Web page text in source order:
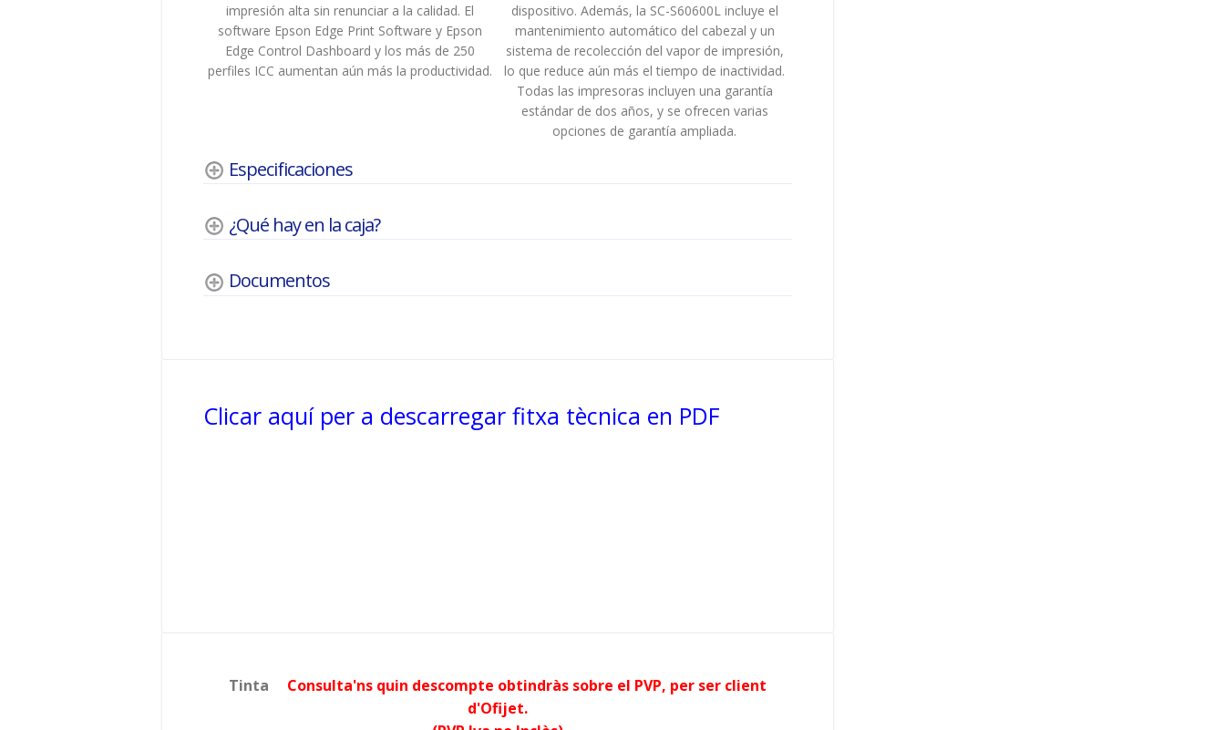
impresión alta sin renunciar a la calidad. El
software Epson Edge Print Software y Epson
Edge Control Dashboard y los más de 250
perfiles ICC aumentan aún más la productividad.
dispositivo. Además, la SC-S60600L incluye el
mantenimiento automático del cabezal y un
sistema de recolección del vapor de impresión,
lo que reduce aún más el tiempo de inactividad.
Todas las impresoras incluyen una garantía
estándar de dos años, y se ofrecen varias
opciones de garantía ampliada.
Especificaciones
¿Qué hay en la caja?
Documentos
Clicar aquí per a descarregar fitxa tècnica en PDF
Tinta Consulta'ns quin descompte obtindràs sobre el PVP, per ser client
d'Ofijet.